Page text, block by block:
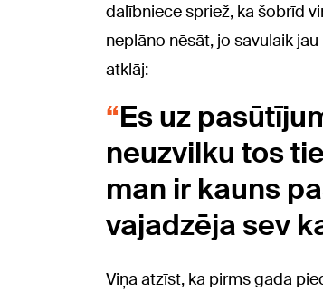
dalībniece spriež, ka šobrīd
neplāno nēsāt, jo savulaik
atklāj:
Es uz
neuzvilku tos
man ir kauns
vajadzēja sev
Viņa atzīst, ka pirms gada